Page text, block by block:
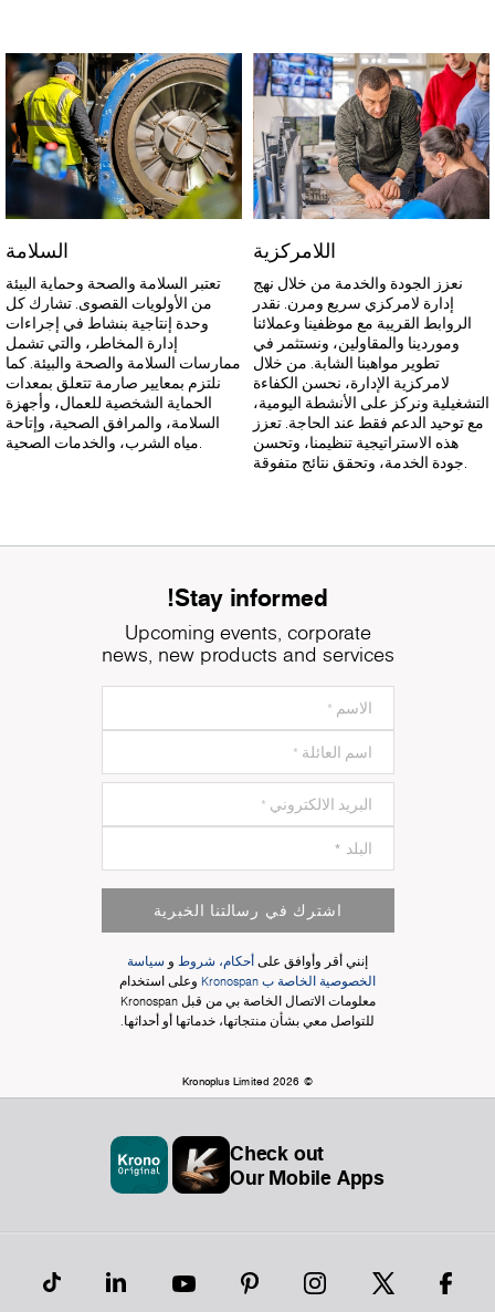
السلامة
تعتبر السلامة والصحة وحماية البيئة
من الأولويات القصوى. تشارك كل
وحدة إنتاجية بنشاط في إجراءات
إدارة المخاطر، والتي تشمل
ممارسات السلامة والصحة والبيئة. كما
نلتزم بمعايير صارمة تتعلق بمعدات
الحماية الشخصية للعمال، وأجهزة
السلامة، والمرافق الصحية، وإتاحة
مياه الشرب، والخدمات الصحية.
اللامركزية
نعزز الجودة والخدمة من خلال نهج
إدارة لامركزي سريع ومرن. نقدر
الروابط القريبة مع موظفينا وعملائنا
وموردينا والمقاولين، ونستثمر في
تطوير مواهبنا الشابة. من خلال
لامركزية الإدارة، نحسن الكفاءة
التشغيلية ونركز على الأنشطة اليومية،
مع توحيد الدعم فقط عند الحاجة. تعزز
هذه الاستراتيجية تنظيمنا، وتحسن
جودة الخدمة، وتحقق نتائج متفوقة.
Stay informed!
Upcoming events, corporate
news, new products and services
اشترك في رسالتنا الخبرية
إنني أقر وأوافق على أحكام، شروط و سياسة
الخصوصية الخاصة ب Kronospan
وعلى استخدام
معلومات الاتصال الخاصة بي من قبل Kronospan
للتواصل معي بشأن منتجاتها، خدماتها أو أحداثها.
© Kronoplus Limited 2026
Check out
Our Mobile Apps